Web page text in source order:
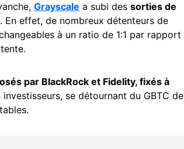
Grayscale a subi des sorties de
. En effet, de nombreux détenteurs de
à un ratio de 1:1 par rapport
par BlackRock et Fidelity, fixés à
se détournant du GBTC de